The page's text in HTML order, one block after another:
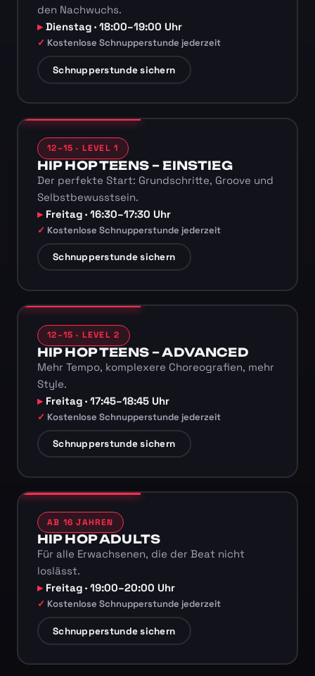
den Nachwuchs.
Dienstag · 18:00–19:00 Uhr
Kostenlose Schnupperstunde jederzeit
Schnupperstunde sichern
12–15 · LEVEL 1
HIP HOP TEENS – EINSTIEG
Der perfekte Start: Grundschritte, Groove und
Selbstbewusstsein.
Freitag · 16:30–17:30 Uhr
Kostenlose Schnupperstunde jederzeit
Schnupperstunde sichern
12–15 · LEVEL 2
HIP HOP TEENS – ADVANCED
Mehr Tempo, komplexere Choreografien, mehr
Style.
Freitag · 17:45–18:45 Uhr
Kostenlose Schnupperstunde jederzeit
Schnupperstunde sichern
AB 16 JAHREN
HIP HOP ADULTS
Für alle Erwachsenen, die der Beat nicht
loslässt.
Freitag · 19:00–20:00 Uhr
Kostenlose Schnupperstunde jederzeit
Schnupperstunde sichern